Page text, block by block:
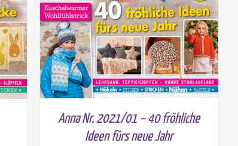
Anna Nr. 2021/01 – 40 fröhliche
Ideen fürs neue Jahr